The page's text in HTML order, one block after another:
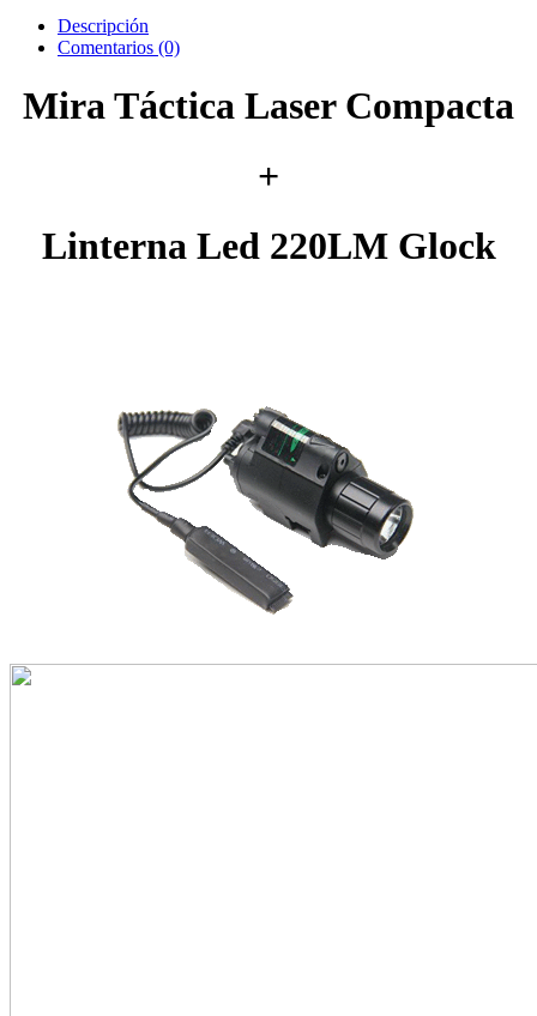
Descripción
Comentarios (0)
Mira Táctica Laser Compacta
+
Linterna Led 220LM Glock